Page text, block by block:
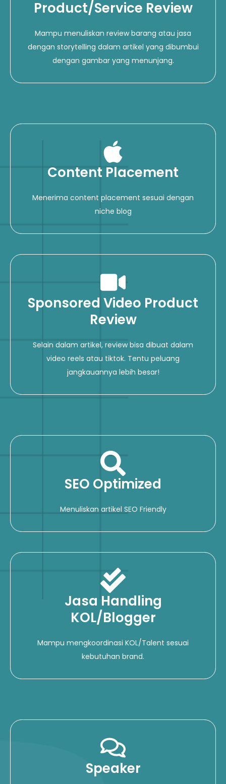
Product/Service Review
Mampu menuliskan review barang atau jasa
dengan storytelling dalam artikel yang dibumbui
dengan gambar yang menunjang.
Content Placement
Menerima content placement sesuai dengan
niche blog
Sponsored Video Product
Review
Selain dalam artikel, review bisa dibuat dalam
video reels atau tiktok. Tentu peluang
jangkauannya lebih besar!
SEO Optimized
Menuliskan artikel SEO Friendly
Jasa Handling
KOL/Blogger
Mampu mengkoordinasi KOL/Talent sesuai
kebutuhan brand.
Speaker